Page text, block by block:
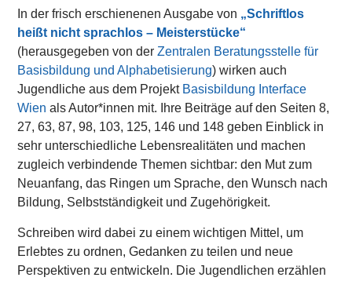
In der frisch erschienenen Ausgabe von „Schriftlos
heißt nicht sprachlos – Meisterstücke“
(herausgegeben von derZentralen Beratungsstelle für
Basisbildung und Alphabetisierung) wirken auch
Jugendliche aus dem Projekt Basisbildung Interface
Wien als Autor*innen mit. Ihre Beiträge auf den Seiten 8,
27, 63, 87, 98, 103, 125, 146 und 148 geben Einblick in
sehr unterschiedliche Lebensrealitäten und machen
zugleich verbindende Themen sichtbar: den Mut zum
Neuanfang, das Ringen um Sprache, den Wunsch nach
Bildung, Selbstständigkeit und Zugehörigkeit.
Schreiben wird dabei zu einem wichtigen Mittel, um
Erlebtes zu ordnen, Gedanken zu teilen und neue
Perspektiven zu entwickeln. Die Jugendlichen erzählen